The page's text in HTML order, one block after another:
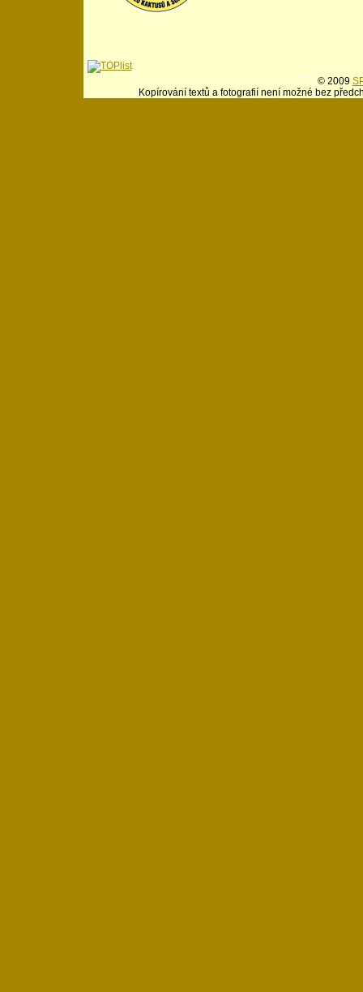
© 2009
Kopírování textů a fotografií není možné bez